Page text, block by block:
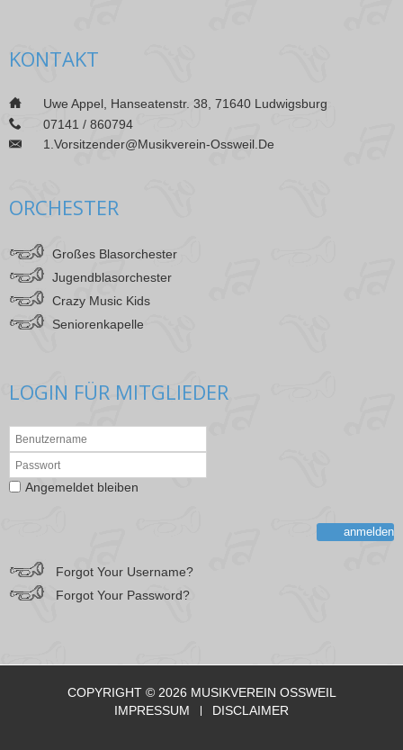
KONTAKT
Uwe Appel, Hanseatenstr. 38, 71640 Ludwigsburg
07141 / 860794
1.vorsitzender@musikverein-Ossweil.de
ORCHESTER
Großes Blasorchester
Jugendblasorchester
Crazy Music Kids
Seniorenkapelle
LOGIN FÜR MITGLIEDER
Angemeldet bleiben
anmelden
Forgot Your Username?
Forgot Your Password?
COPYRIGHT © 2026 MUSIKVEREIN OSSWEIL
IMPRESSUM
DISCLAIMER